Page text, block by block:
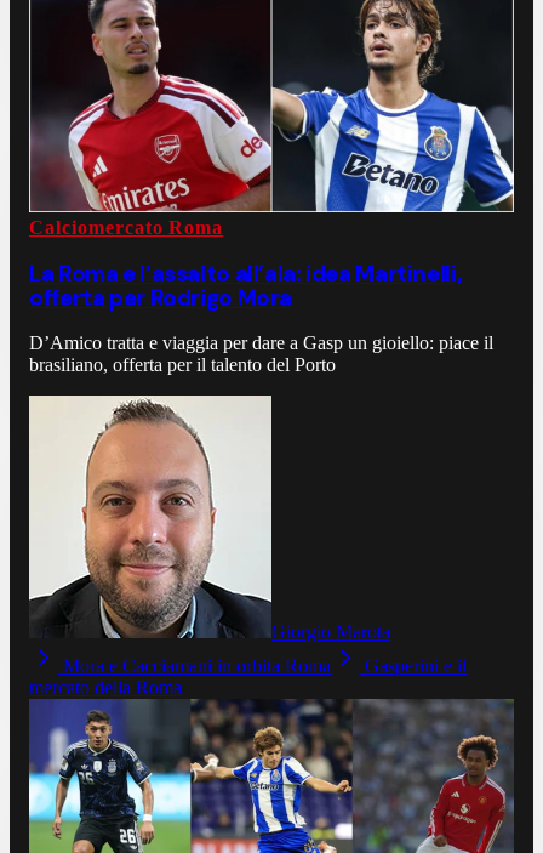
Calciomercato Roma
La Roma e l’assalto all’ala: idea Martinelli,
offerta per Rodrigo Mora
D’Amico tratta e viaggia per dare a Gasp un gioiello: piace il
brasiliano, offerta per il talento del Porto
Giorgio Marota
Mora e Cacciamani in orbita Roma
Gasperini e il
mercato della Roma